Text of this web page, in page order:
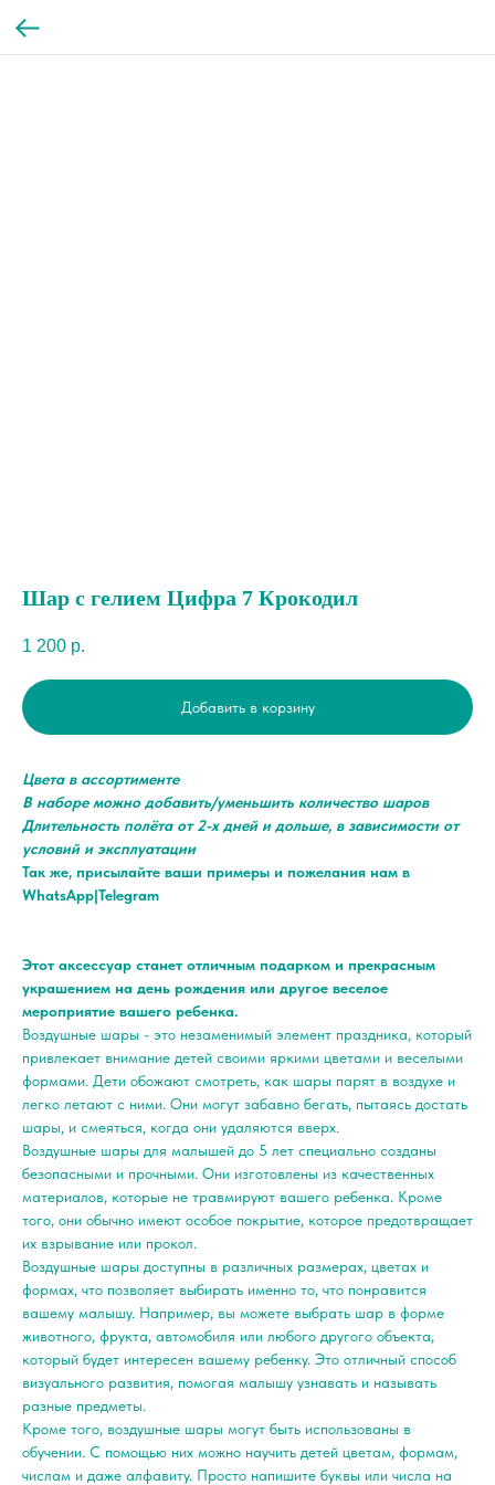
Шар с гелием Цифра 7 Крокодил
1 200 р.
Добавить в корзину
Цвета в ассортименте
В наборе можно добавить/уменьшить количество шаров
Длительность полёта от 2-х дней и дольше, в зависимости от
условий и эксплуатации
Так же, присылайте ваши примеры и пожелания нам в
WhatsApp|Telegram
Этот аксессуар станет отличным подарком и прекрасным
украшением на день рождения или другое веселое
мероприятие вашего ребенка.
Воздушные шары - это незаменимый элемент праздника, который
привлекает внимание детей своими яркими цветами и веселыми
формами. Дети обожают смотреть, как шары парят в воздухе и
легко летают с ними. Они могут забавно бегать, пытаясь достать
шары, и смеяться, когда они удаляются вверх.
Воздушные шары для малышей до 5 лет специально созданы
безопасными и прочными. Они изготовлены из качественных
материалов, которые не травмируют вашего ребенка. Кроме
того, они обычно имеют особое покрытие, которое предотвращает
их взрывание или прокол.
Воздушные шары доступны в различных размерах, цветах и
формах, что позволяет выбирать именно то, что понравится
вашему малышу. Например, вы можете выбрать шар в форме
животного, фрукта, автомобиля или любого другого объекта,
который будет интересен вашему ребенку. Это отличный способ
визуального развития, помогая малышу узнавать и называть
разные предметы.
Кроме того, воздушные шары могут быть использованы в
обучении. С помощью них можно научить детей цветам, формам,
числам и даже алфавиту. Просто напишите буквы или числа на